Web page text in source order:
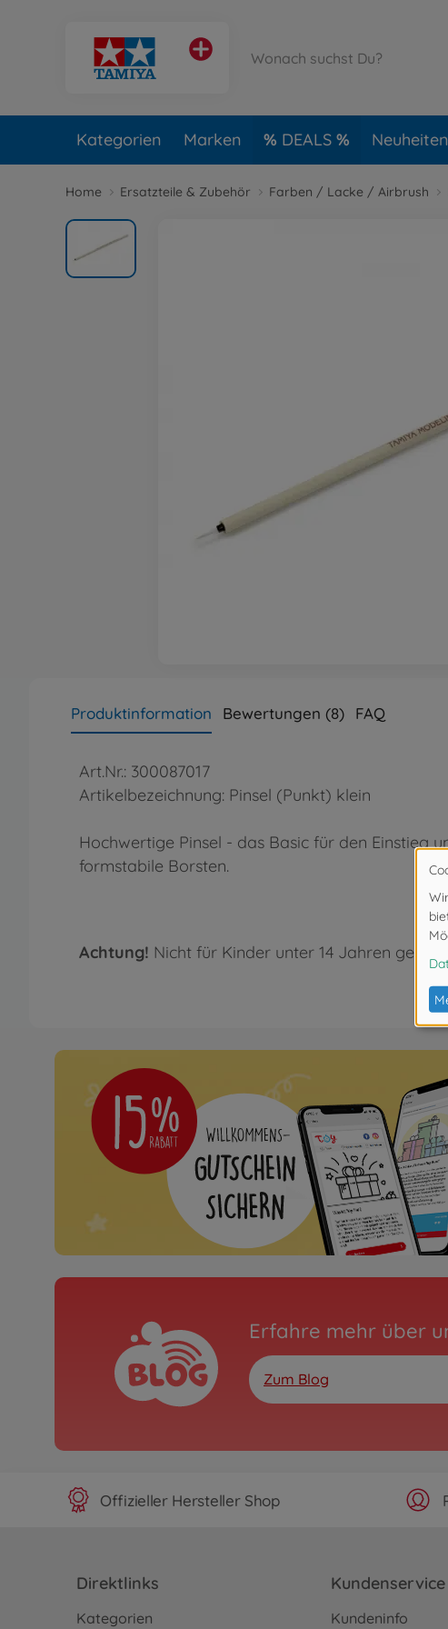
Kategorien Marken DEALS Neuheiten
Home Ersatzteile & Zubehör Farben / Lacke / Airbrush
Produktinformation Bewertungen (8) FAQ
Art.Nr.: 300087017
Artikelbezeichnung: Pinsel (Punkt) klein
Hochwertige Pinsel - das Basic für den Einstieg
formstabile Borsten.
Achtung! Nicht für Kinder unter 14 Jahren
Erfahre mehr über
Zum Blog
Offizieller Hersteller Shop
Direktlinks
Kategorien
Kundenservice
Kundeninfo